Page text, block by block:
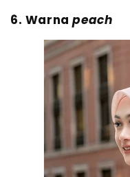
6. Warnapeach